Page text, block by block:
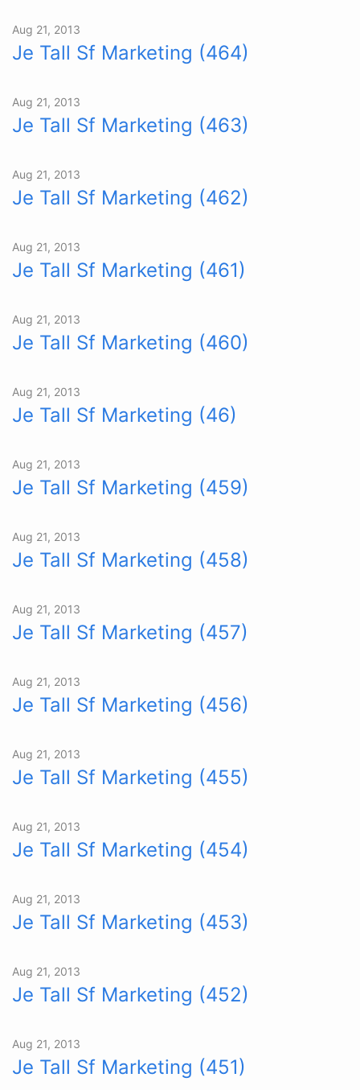
Aug 21, 2013
Je Tall Sf Marketing (464)
Aug 21, 2013
Je Tall Sf Marketing (463)
Aug 21, 2013
Je Tall Sf Marketing (462)
Aug 21, 2013
Je Tall Sf Marketing (461)
Aug 21, 2013
Je Tall Sf Marketing (460)
Aug 21, 2013
Je Tall Sf Marketing (46)
Aug 21, 2013
Je Tall Sf Marketing (459)
Aug 21, 2013
Je Tall Sf Marketing (458)
Aug 21, 2013
Je Tall Sf Marketing (457)
Aug 21, 2013
Je Tall Sf Marketing (456)
Aug 21, 2013
Je Tall Sf Marketing (455)
Aug 21, 2013
Je Tall Sf Marketing (454)
Aug 21, 2013
Je Tall Sf Marketing (453)
Aug 21, 2013
Je Tall Sf Marketing (452)
Aug 21, 2013
Je Tall Sf Marketing (451)